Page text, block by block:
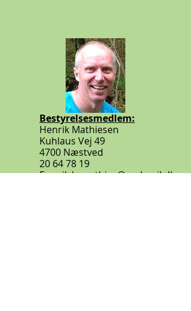
Bestyrelsesmedlem:
Henrik Mathiesen
Kuhlaus Vej 49
4700 Næstved
20 64 78 19
E-mail:h-mathies@godmail.dk